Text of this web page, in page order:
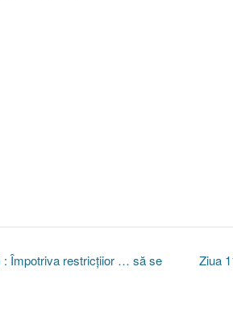
Ziua
: Împotriva restricţiior … să se